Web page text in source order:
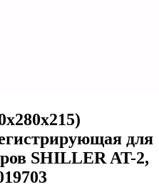
для
SHILLER AT-2,